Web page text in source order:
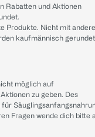
Rabatten und Aktionen
Produkte. Nicht mit
kaufmännisch
möglich auf
zu geben. Des
Fragen wende dich bitte